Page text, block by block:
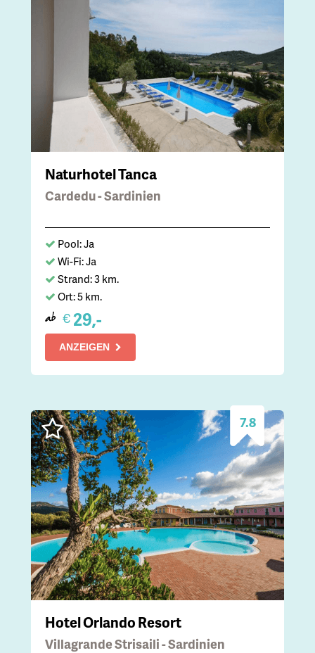
Naturhotel Tanca
Cardedu - Sardinien
Pool: Ja
Wi-Fi: Ja
Strand: 3 km.
Ort: 5 km.
ab €29,-
ANZEIGEN
7.8
Hotel Orlando Resort
Villagrande Strisaili - Sardinien